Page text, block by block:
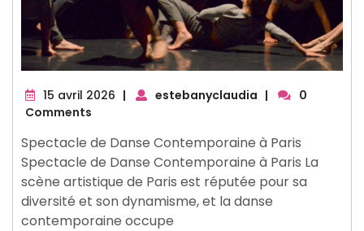
15 avril 2026 15| estebanyclaudia |
0
Comments
Spectacle de Danse Contemporaine à Paris
Spectacle de Danse Contemporaine à Paris La
scène artistique de Paris est réputée pour sa
diversité et son dynamisme, et la danse
contemporaine occupe